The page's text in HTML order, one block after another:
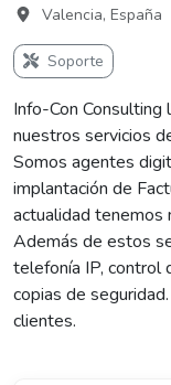
Valencia, España
Soporte
Info-Con
nuestros servicios
Somos agentes
implantación de
actualidad tenemos
Además de estos
telefonía IP, control
copias de
clientes.